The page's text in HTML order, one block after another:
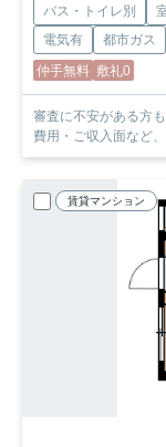
バス・トイレ別
電気有
都市ガス
仲手無料 敷礼0
審査に不安がある方も、ま
費用・ご収入面など
賃貸マンション